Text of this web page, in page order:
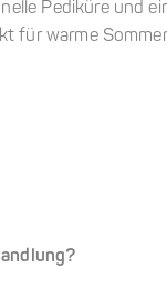
Pediküre und
für warme